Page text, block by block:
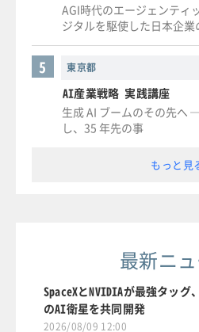
AGI時代のエージェンテ
ジタルを駆使した日本企業
東京都
5
AI産業戦略 実践講座
生成 AI ブームのその先へ
し、35 年先の事
もっと見
最新ニ
SpaceXとNVIDIAが最強タッ
のAI衛星を共同開発
2026/08/09 12:00